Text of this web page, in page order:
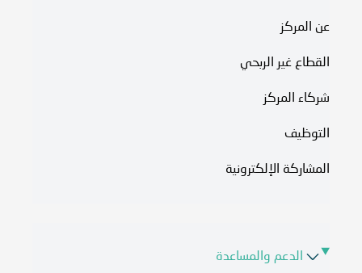
عن المركز
القطاع غير الربحي
شركاء المركز
التوظيف
المشاركة الإلكترونية
الدعم والمساعدة